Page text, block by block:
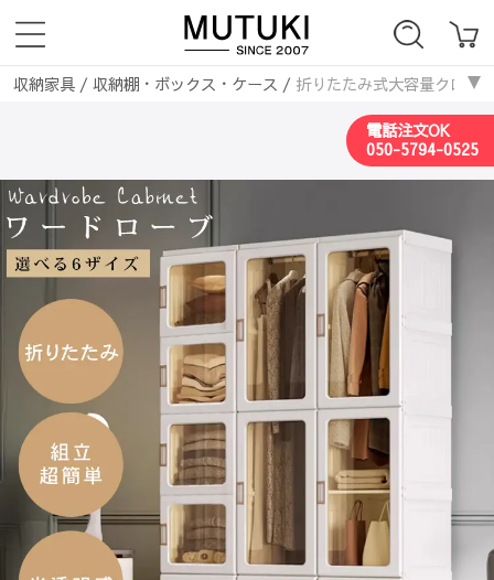
収納家具/ 収納棚・ボックス・ケース / 折りたたみ式大容量クロー
電話注文OK
050-5794-0525